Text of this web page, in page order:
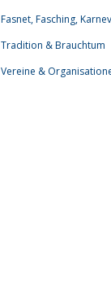
Fasnet, Fasching,
Tradition & Brauchtum
Vereine &